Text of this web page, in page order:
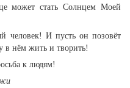
может стать Солнцем Моей
человек! И пусть он позовёт
в нём жить и творить!
к людям!